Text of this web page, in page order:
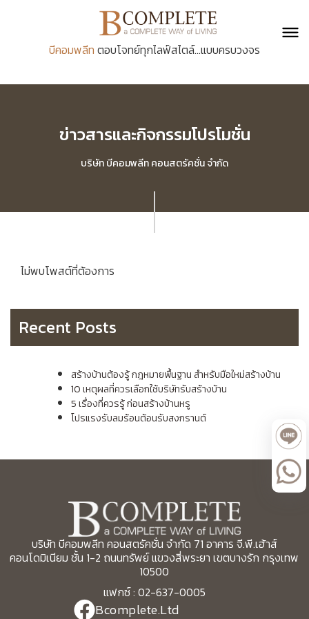
บีคอมพลีท ตอบโจทย์ทุกไลฟ์สไตล์...แบบครบวงจร
ข่าวสารและกิจกรรมโปรโมชั่น
บริษัท บีคอมพลีท คอนสตรัคชั่น จำกัด
ไม่พบโพสต์ที่ต้องการ
Recent Posts
สร้างบ้านต้องรู้ กฎหมายพื้นฐาน สำหรับมือใหม่สร้างบ้าน
10 เหตุผลที่ควรเลือกใช้บริษัทรับสร้างบ้าน
5 เรื่องที่ควรรู้ ก่อนสร้างบ้านหรู
โปรแรงรับลมร้อนต้อนรับสงกรานต์
บริษัท บีคอมพลีท คอนสตรัคชั่น จำกัด 71 อาคาร จี.พี.เฮ้าส์
คอนโดมิเนียม ชั้น 1-2 ถนนทรัพย์ แขวงสี่พระยา เขตบางรัก กรุงเทพ
10500
แฟกซ์ : 02-637-0005
Bcomplete.Ltd